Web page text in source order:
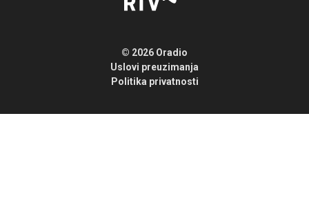
© 2026 Oradio
Uslovi preuzimanja
Politika privatnosti